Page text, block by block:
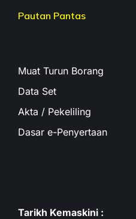
Pautan Pantas
Muat Turun Borang
Data Set
Akta / Pekeliling
Dasar e-Penyertaan
Tarikh Kemaskini :